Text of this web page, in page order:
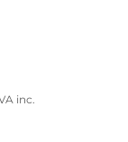
inc.